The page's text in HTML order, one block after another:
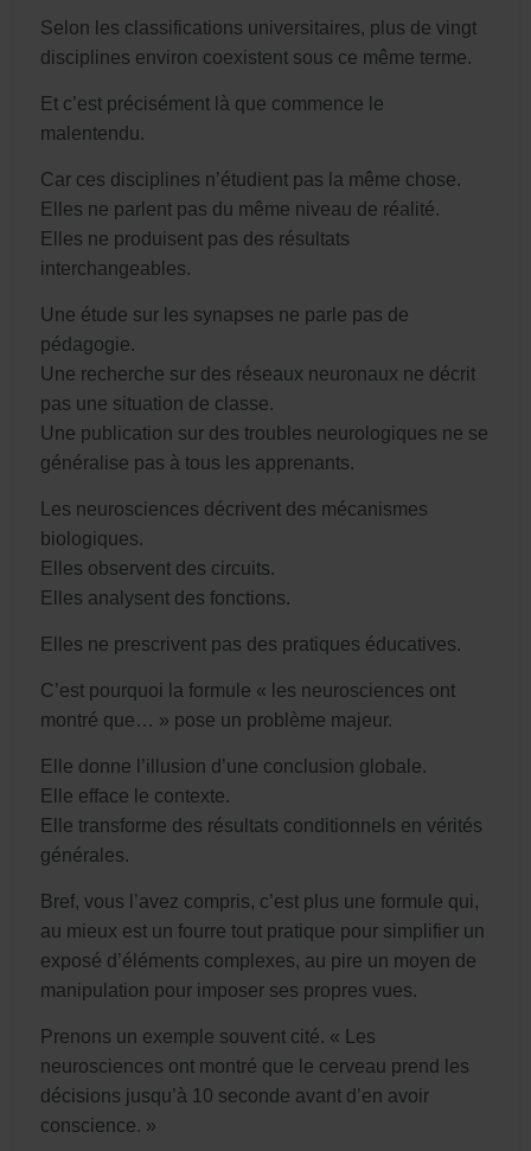
Selon les classifications universitaires, plus de vingt
disciplines environ coexistent sous ce même terme.
Et c’est précisément là que commence le
malentendu.
Car ces disciplines n’étudient pas la même chose.
Elles ne parlent pas du même niveau de réalité.
Elles ne produisent pas des résultats
interchangeables.
Une étude sur les synapses ne parle pas de
pédagogie.
Une recherche sur des réseaux neuronaux ne décrit
pas une situation de classe.
Une publication sur des troubles neurologiques ne se
généralise pas à tous les apprenants.
Les neurosciences décrivent des mécanismes
biologiques.
Elles observent des circuits.
Elles analysent des fonctions.
Elles ne prescrivent pas des pratiques éducatives.
C’est pourquoi la formule « les neurosciences ont
montré que… » pose un problème majeur.
Elle donne l’illusion d’une conclusion globale.
Elle efface le contexte.
Elle transforme des résultats conditionnels en vérités
générales.
Bref, vous l’avez compris, c’est plus une formule qui,
au mieux est un fourre tout pratique pour simplifier un
exposé d’éléments complexes, au pire un moyen de
manipulation pour imposer ses propres vues.
Prenons un exemple souvent cité. « Les
neurosciences ont montré que le cerveau prend les
décisions jusqu’à 10 seconde avant d’en avoir
conscience. »